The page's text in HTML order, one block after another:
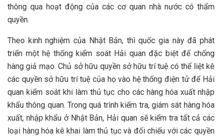
thông qua hoạt động của các cơ quan nhà nước có thẩm
quyền.
Theo kinh nghiệm của Nhật Bản, thì quốc gia này đã phát
triển một hệ thống kiểm soát Hải quan đặc biệt để chống
hàng giả mạo. Chủ sở hữu quyền sở hữu trí tuệ có thể liệt kê
các quyền sở hữu trí tuệ của họ vào hệ thống điện tử để Hải
quan kiểm soát khi làm thủ tục cho các hàng hóa xuất nhập
khẩu thông quan. Trong quá trình kiểm tra, giám sát hàng hóa
xuất, nhập khẩu ở Nhật Bản, Hải quan sẽ kiểm tra tất cả các
loại hàng hóa kê khai làm thủ tục và đối chiếu với các quyền